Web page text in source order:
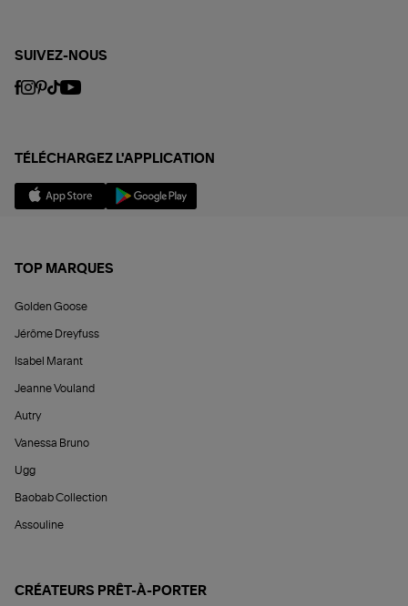
SUIVEZ-NOUS
TÉLÉCHARGEZ L'APPLICATION
TOP MARQUES
Golden Goose
Jérôme Dreyfuss
Isabel Marant
Jeanne Vouland
Autry
Vanessa Bruno
Ugg
Baobab Collection
Assouline
CRÉATEURS PRÊT-À-PORTER